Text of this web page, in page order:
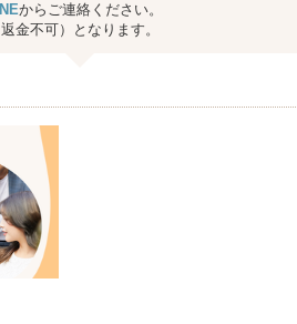
からご連絡ください。
金不可）となります。